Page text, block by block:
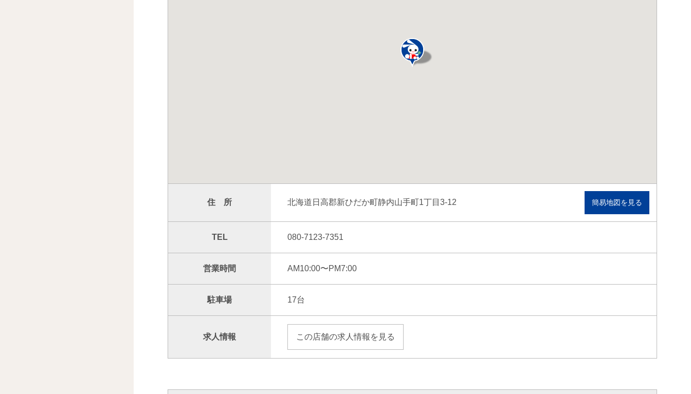
住 所 北海道日高郡新ひだか町静内山手町1丁目3-12 簡易地図を見る
TEL 080-7123-7351
営業時間 AM10:00〜PM7:00
駐車場 17台
求人情報 この店舗の求人情報を見る